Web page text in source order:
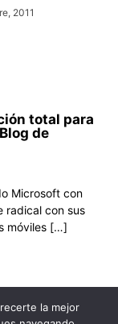
2011
total para
de
Microsoft con
radical con sus
móviles […]
la mejor